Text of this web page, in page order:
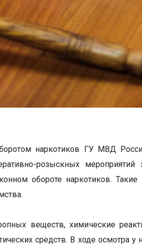
наркотиков ГУ МВД
розыскных мероприятий
обороте наркотиков.
веществ, химические
средств. В ходе осмотра